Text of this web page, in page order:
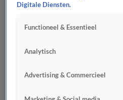
Digitale Diensten.
Functioneel & Essentieel
Analytisch
Advertising & Commercieel